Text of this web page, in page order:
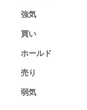
強気
買い
ホールド
売り
弱気